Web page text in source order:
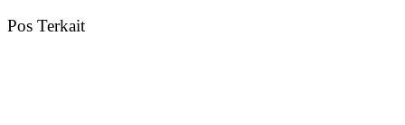
Pos Terkait